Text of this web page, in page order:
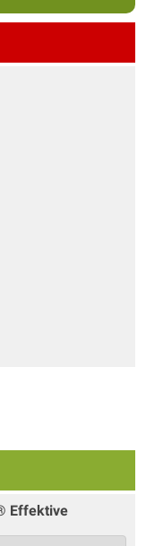
Effektive